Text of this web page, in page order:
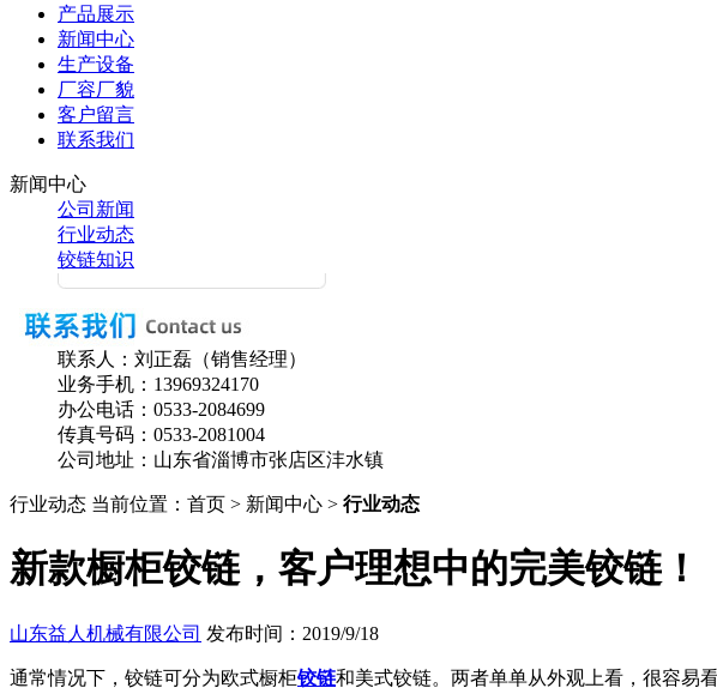
产品展示
新闻中心
生产设备
厂容厂貌
客户留言
联系我们
新闻中心
公司新闻
行业动态
铰链知识
联系人：刘正磊（销售经理）
业务手机： 13969324170
办公电话： 0533-2084699
传真号码： 0533-2081004
公司地址：山东省淄博市张店区沣水镇
行业动态 当前位置：首页 > 新闻中心 > 行业动态
新款橱柜铰链，客户理想中的完美铰链！
山东益人机械有限公司 发布时间：2019/9/18
通常情况下，铰链可分为欧式橱柜铰链和美式铰链。两者单单从外观上看，很容易